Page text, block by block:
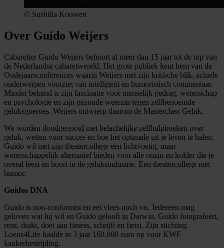
© Sushilla Kouwen
Over Guido Weijers
Cabaretier Guido Weijers behoort al meer dan 15 jaar tot de top van
de Nederlandse cabaretwereld. Het grote publiek kent hem van de
Oudejaarsconferences waarin Weijers met zijn kritische blik, actuele
onderwerpen voorziet van intelligent en humoristisch commentaar.
Minder bekend is zijn fascinatie voor menselijk gedrag, wetenschap
en psychologie en zijn gezonde weerzin tegen zelfbenoemde
geluksgoeroes. Weijers ontwierp daarom de Masterclass Geluk.
We worden doodgegooid met belachelijke zelfhulpboeken over
geluk, wetten voor succes en hoe het optimale uit je leven te halen.
Guido wil met zijn theatercollege een lichtvoetig, maar
wetenschappelijk alternatief bieden voor alle onzin en kolder die je
overal leest en hoort in de geluksindustrie. Een theatercollege met
humor.
Guidos DNA
Guido is non-conformist en eet vlees noch vis. Iedereen mag
geloven wat hij wil en Guido gelooft in Darwin. Guido fotografeert,
reist, duikt, doet aan fitness, schrijft en fietst. Zijn stichting
Loens4Life haalde in 3 jaar 160.000 euro op voor KWF
kankerbestrijding.